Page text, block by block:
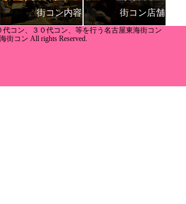
街コン内容 街コン店舗
コン、３０代コン、等を行う名古屋東海街コン
街コン All rights Reserved.